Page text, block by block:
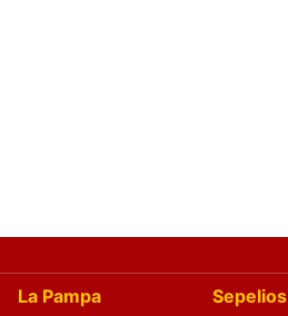
La Pampa Sepelios